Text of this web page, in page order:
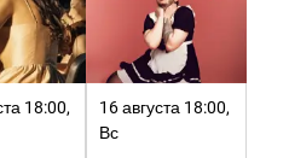
18:00,
16 августа 18:00,
Вс